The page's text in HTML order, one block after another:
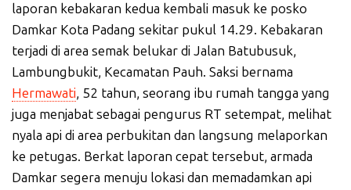
laporan kebakaran kedua kembali masuk ke posko
Damkar Kota Padang sekitar pukul 14.29. Kebakaran
terjadi di area semak belukar di Jalan Batubusuk,
Lambungbukit, Kecamatan Pauh. Saksi bernama
Hermawati, 52 tahun, seorang ibu rumah tangga yang
juga menjabat sebagai pengurus RT setempat, melihat
nyala api di area perbukitan dan langsung melaporkan
ke petugas. Berkat laporan cepat tersebut, armada
Damkar segera menuju lokasi dan memadamkan api